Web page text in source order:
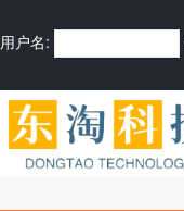
用户名: